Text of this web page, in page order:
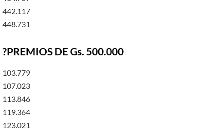
442.117
448.731
?PREMIOS DE Gs. 500.000
103.779
107.023
113.846
119.364
123.021